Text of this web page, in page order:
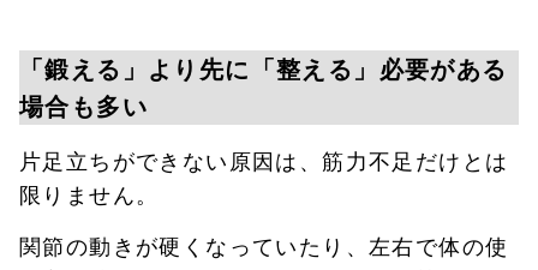
「鍛える」より先に「整える」必要がある
場合も多い
片足立ちができない原因は、筋力不足だけとは
限りません。
関節の動きが硬くなっていたり、左右で体の使